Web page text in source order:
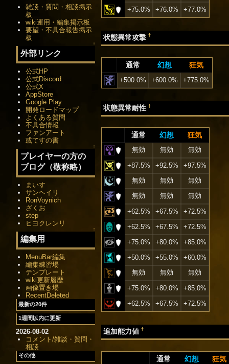
+75.0%
+76.0% +77.0%
状態異常攻撃 †
通常 幻想 狂気
+500.0% +600.0% +775.0%
状態異常耐性 †
通常 幻想 狂気
無効 無効 無効
+87.5% +92.5%
+97.5%
無効
無効
無効
無効
無効 無効
+62.5% +67.5%
+72.5%
+62.5%
+67.5%
+72.5%
+75.0%
+80.0%
+85.0%
+50.0%
+55.0%
+60.0%
無効
無効 無効
+75.0% +80.0%
+85.0%
+62.5%
+67.5% +72.5%
追加能力値 †
通常 幻想
狂気
雑談・質問・相談掲示
板
wiki運用・編集掲示板
要望・不具合報告掲示
板
↑
外部リンク
公式HP
公式Discord
公式X
AppStore
Google Play
開発ロードマップ
よくある質問
不具合情報
ファンアート
或てすの書
↑
プレイヤーの方の
ブログ（敬称略）
まいす
サンヘイリ
RonVoynich
ざくお
step
ヒヨクレンリ
↑
編集用
MenuBar編集
編集練習場
テンプレート
wiki更新履歴
画像置き場
RecentDeleted
最新の20件
1週間以内に更新
2026-08-02
コメント/雑談・質問・
相談
その他